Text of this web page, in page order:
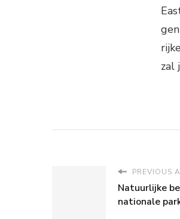
zal
PREVIOUS
Natuurlijke
nationale